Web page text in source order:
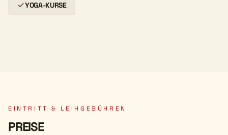
YOGA-KURSE
EINTRITT & LEIHGEBÜHREN
PREISE